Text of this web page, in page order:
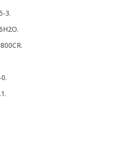
3.